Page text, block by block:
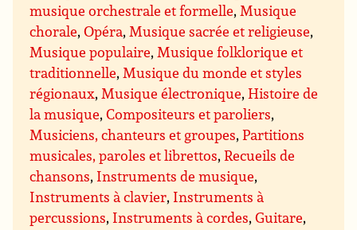
musique orchestrale et formelle,Musique
chorale,Opéra,Musique sacrée et religieuse,
Musique populaire,Musique folklorique et
traditionnelle,Musique du monde et styles
régionaux,Musique électronique,Histoire de
la musique,Compositeurs et paroliers,
Musiciens, chanteurs et groupes,Partitions
musicales, paroles et librettos,Recueils de
chansons, Instruments de musique,
Instruments à clavier, Instruments à
percussions, Instruments à cordes,Guitare,